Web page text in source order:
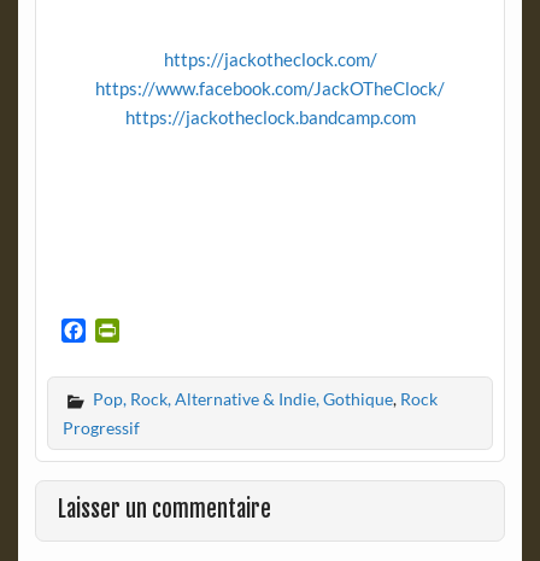
https://jackotheclock.com/
https://www.facebook.com/JackOTheClock/
https://jackotheclock.bandcamp.com
c
e
b
o
o
k
i
n
t
F
r
i
e
n
Pop, Rock, Alternative & Indie, Gothique, Rock
Progressif
Laisser un commentaire